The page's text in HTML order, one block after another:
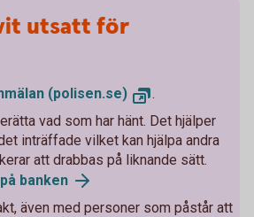
utsatt för
(polisen.se)
.
vad som har hänt. Det hjälper
inträffade vilket kan hjälpa andra
att drabbas på liknande sätt.
banken
även med personer som påstår att